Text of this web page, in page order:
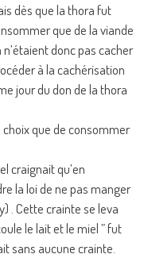
dès que la thora fut
que de la viande
donc pas cacher
à la cachérisation
jour du don de la thora
choix que de consommer
craignait qu’en
la loi de ne pas manger
. Cette crainte se leva
le lait et le miel ” fut
sans aucune crainte.